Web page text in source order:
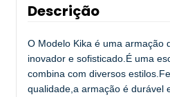
Descrição
O Modelo Kika é uma armação
inovador e sofisticado.É uma
combina com diversos
qualidade,a armação é durável